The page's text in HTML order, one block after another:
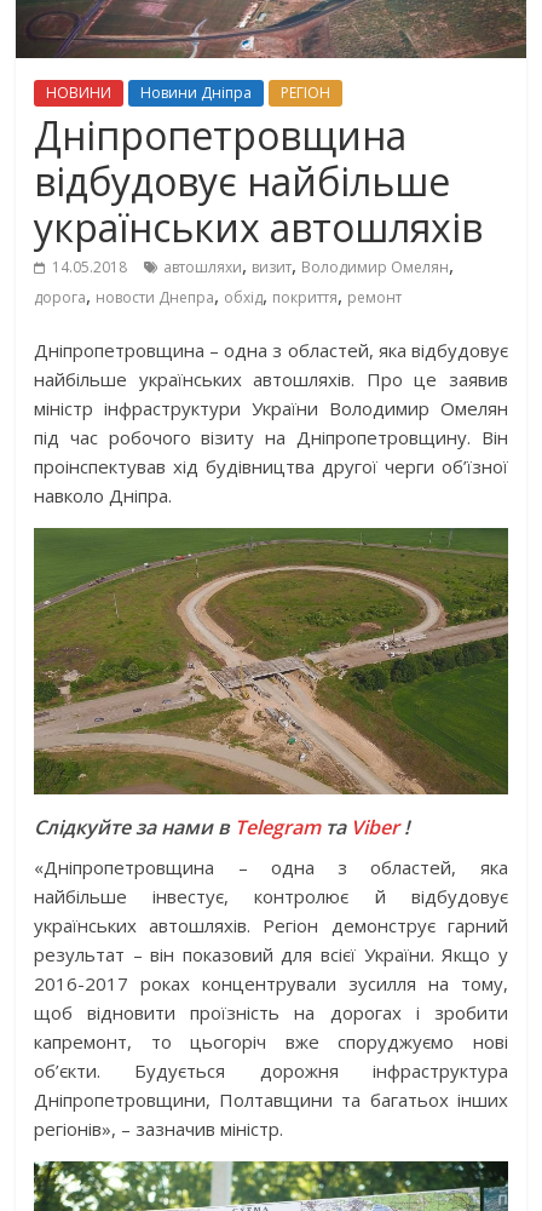
НОВИНИ Новини Дніпра РЕГІОН
Дніпропетровщина
відбудовує найбільше
українських автошляхів
14.05.2018 автошляхи, визит, Володимир Омелян,
дорога, новости Днепра, обхід, покриття, ремонт
Дніпропетровщина – одна з областей, яка відбудовує
найбільше українських автошляхів. Про це заявив
міністр інфраструктури України Володимир Омелян
під час робочого візиту на Дніпропетровщину. Він
проінспектував хід будівництва другої черги об’їзної
навколо Дніпра.
Слідкуйте за нами в Telegramта Viber!
«Дніпропетровщина – одна з областей, яка
найбільше інвестує, контролює й відбудовує
українських автошляхів. Регіон демонструє гарний
результат – він показовий для всієї України. Якщо у
2016-2017 роках концентрували зусилля на тому,
щоб відновити проїзність на дорогах і зробити
капремонт, то цьогоріч вже споруджуємо нові
об’єкти. Будується дорожня інфраструктура
Дніпропетровщини, Полтавщини та багатьох інших
регіонів», – зазначив міністр.